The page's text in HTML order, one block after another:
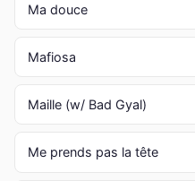
Ma douce
Mafiosa
Maille (w/ Bad Gyal)
Me prends pas la tête